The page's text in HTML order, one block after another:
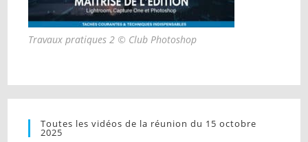
Travaux pratiques 2 © Club Photoshop
Toutes les vidéos de la réunion du 15 octobre
2025